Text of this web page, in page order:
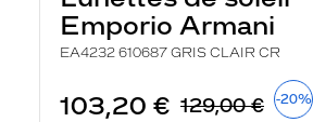
Emporio Armani
EA4232 610687 GRIS CLAIR CR
103,20 € 129,00 € -20%